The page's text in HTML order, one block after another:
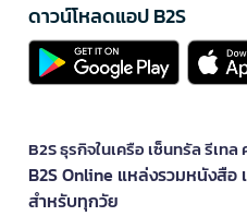
ดาวน์โหลดแอป B2S
B2S ธุรกิจในเครือ เซ็นทรัล รีเท
B2S Online แหล่งรวมหนังสือ
สำหรับทุกวัย